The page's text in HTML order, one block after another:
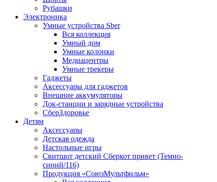
Рубашки
Электроника
Умные устройства Sber
Вся коллекция
Умный дом
Умные колонки
Медиацентры
Умные трекеры
Гаджеты
Аксессуары для гаджетов
Внешние аккумуляторы
Док-станции и зарядные устройства
СберЗдоровье
Детям
Аксессуары
Детская одежда
Настольные игры
Свитшот детский Сберкот привет (Темно-
синий/116)
Продукция «СоюзМультфильм»